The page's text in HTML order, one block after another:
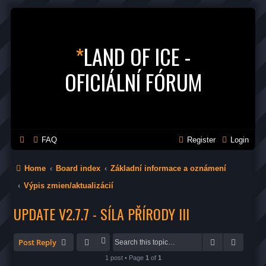
*LAND OF ICE -
OFICIÁLNÍ FÓRUM
FAQ Login
Register
Home Board index
Základní informace a oznámení
Výpis zmien/aktualizácií
UPDATE V2.7.7 - SÍLA PŘÍRODY III
Post Reply Search
1 post • Page 1 of 1